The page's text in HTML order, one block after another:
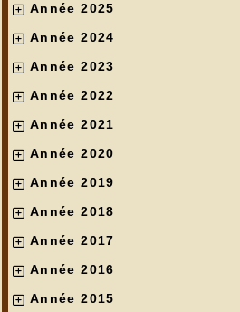
Année 2025
Année 2024
Année 2023
Année 2022
Année 2021
Année 2020
Année 2019
Année 2018
Année 2017
Année 2016
Année 2015